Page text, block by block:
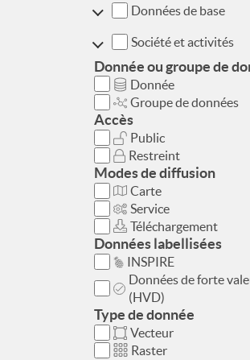
Données de base
Société et activités
Donnée ou groupe de
Donnée
Groupe de données
Accès
Public
Restreint
Modes de diffusion
Carte
Service
Téléchargement
Données labellisées
INSPIRE
Données de forte
(HVD)
Type de donnée
Vecteur
Raster